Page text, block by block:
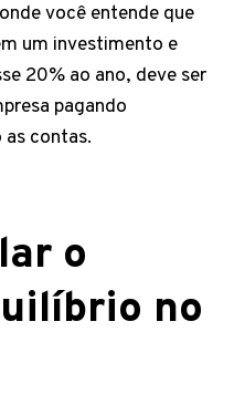
você entende que
um investimento e
20% ao ano, deve ser
pagando
as contas.
o
no